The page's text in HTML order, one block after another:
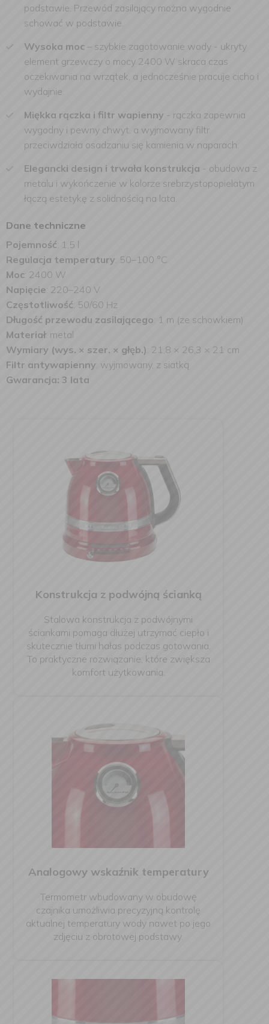
podstawie. Przewód zasilający można wygodnie
schować w podstawie.
Wysoka moc – szybkie zagotowanie wody - ukryty
element grzewczy o mocy 2400 W skraca czas
oczekiwania na wrzątek, a jednocześnie pracuje cicho i
wydajnie.
Miękka rączka i filtr wapienny - rączka zapewnia
wygodny i pewny chwyt, a wyjmowany filtr
przeciwdziała osadzaniu się kamienia w naparach.
Elegancki design i trwała konstrukcja - obudowa z
metalu i wykończenie w kolorze srebrzystopopielatym
łączą estetykę z solidnością na lata.
Dane techniczne
Pojemność: 1,5 l
Regulacja temperatury: 50–100 °C
Moc: 2400 W
Napięcie: 220–240 V
Częstotliwość: 50/60 Hz
Długość przewodu zasilającego: 1 m (ze schowkiem)
Materiał: metal
Wymiary (wys. × szer. × głęb.): 21,8 × 26,3 × 21 cm
Filtr antywapienny: wyjmowany, z siatką
Gwarancja: 3 lata
Konstrukcja z podwójną ścianką
Stalowa konstrukcja z podwójnymi
ściankami pomaga dłużej utrzymać ciepło i
skutecznie tłumi hałas podczas gotowania.
To praktyczne rozwiązanie, które zwiększa
komfort użytkowania.
Analogowy wskaźnik temperatury
Termometr wbudowany w obudowę
czajnika umożliwia precyzyjną kontrolę
aktualnej temperatury wody nawet po jego
zdjęciu z obrotowej podstawy.